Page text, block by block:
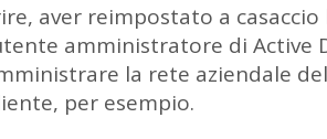
aver reimpostato a casaccio
amministratore di Active
la rete aziendale
per esempio.